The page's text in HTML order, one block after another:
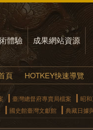
體驗 成果網站資源
頁 HOTKEY快速導覽
臺灣總督府專賣局檔案
昭
國史館臺灣文獻館 典藏日據